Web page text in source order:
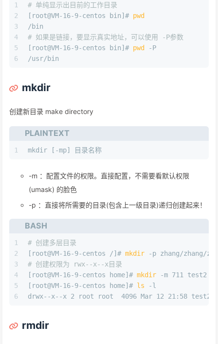
1
2
3
4
5
6
# 单纯显示出目前的工作目录
[root@VM-16-9-centos bin]# pwd
/bin
# 如果是链接，要显示真实地址，可以使用 -P参数
[root@VM-16-9-centos bin]# pwd -P
/usr/bin
mkdir
创建新目录 make directory
PLAINTEXT
1 mkdir [-mp] 目录名称
-m ：配置文件的权限。直接配置，不需要看默认权限
(umask) 的脸色
-p ：直接将所需要的目录(包含上一级目录)递归创建起来！
BASH
1
2
3
4
5
6
# 创建多层目录
[root@VM-16-9-centos /]# mkdir -p zhang/zhang/
# 创建权限为 rwx--x--x目录
[root@VM-16-9-centos home]# mkdir -m 711 test2
[root@VM-16-9-centos home]# ls -l
drwx--x--x 2 root root  4096 Mar 12 21:58 test2
rmdir